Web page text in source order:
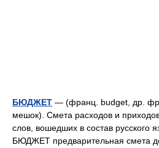
БЮДЖЕТ — (франц. budget, др.
мешок). Смета расходов и
слов, вошедших в состав русского
БЮДЖЕТ предварительная смета